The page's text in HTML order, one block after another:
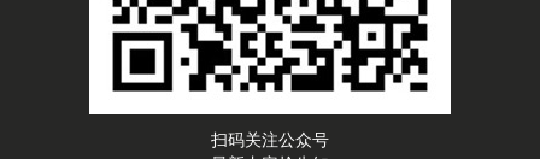
扫码关注公众号